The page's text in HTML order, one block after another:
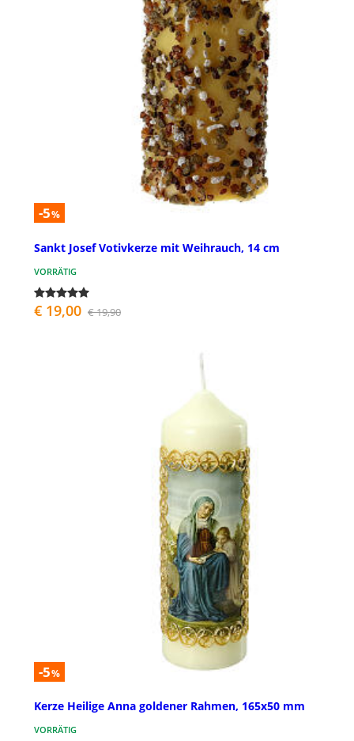
-5%
Sankt Josef Votivkerze mit Weihrauch, 14 cm
VORRÄTIG
€ 19,00 € 19,90
-5%
Kerze Heilige Anna goldener Rahmen, 165x50 mm
VORRÄTIG